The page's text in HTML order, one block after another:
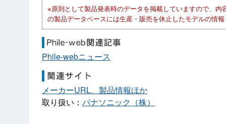
※原則として製品発表時のデータを掲載していますので、
の製品データベースには生産・販売を休止したモデルの情
Phile-webニュース
メーカーURL、製品情報ほか
取り扱い： パナソニック（株）